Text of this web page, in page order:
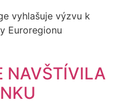
vyhlašuje výzvu k
Euroregionu
NAVŠTÍVILA